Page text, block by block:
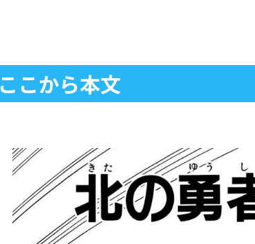
ここから本文